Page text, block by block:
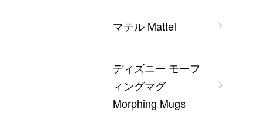
マテル Mattel
ディズニー モーフ
ィングマグ
Morphing Mugs